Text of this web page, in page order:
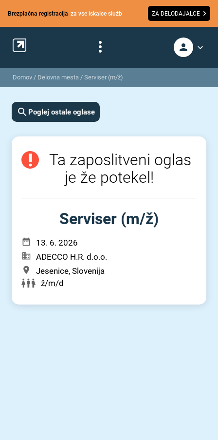
Brezplačna registracija za vse iskalce služb ZA DELODAJALCE
Domov / Delovna mesta / Serviser (m/ž)
Poglej ostale oglase
Ta zaposlitveni oglas
je že potekel!
Serviser (m⁠/⁠ž)
13. 6. 2026
ADECCO H.R. d.o.o.
Jesenice, Slovenija
ž/m/d